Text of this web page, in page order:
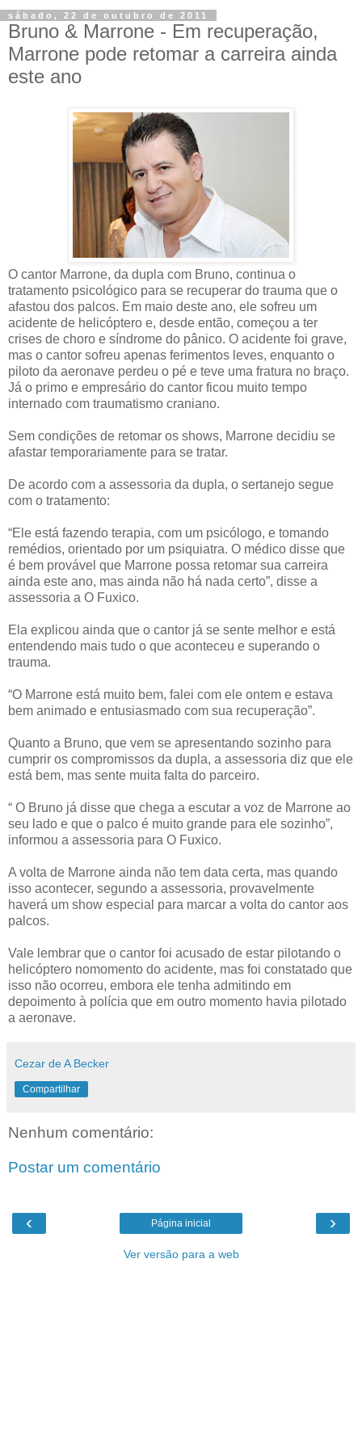
sábado, 22 de outubro de 2011
Bruno & Marrone - Em recuperação,
Marrone pode retomar a carreira ainda
este ano
O cantor Marrone, da dupla com Bruno, continua o
tratamento psicológico para se recuperar do trauma que o
afastou dos palcos. Em maio deste ano, ele sofreu um
acidente de helicóptero e, desde então, começou a ter
crises de choro e síndrome do pânico. O acidente foi grave,
mas o cantor sofreu apenas ferimentos leves, enquanto o
piloto da aeronave perdeu o pé e teve uma fratura no braço.
Já o primo e empresário do cantor ficou muito tempo
internado com traumatismo craniano.
Sem condições de retomar os shows, Marrone decidiu se
afastar temporariamente para se tratar.
De acordo com a assessoria da dupla, o sertanejo segue
com o tratamento:
“Ele está fazendo terapia, com um psicólogo, e tomando
remédios, orientado por um psiquiatra. O médico disse que
é bem provável que Marrone possa retomar sua carreira
ainda este ano, mas ainda não há nada certo”, disse a
assessoria a O Fuxico.
Ela explicou ainda que o cantor já se sente melhor e está
entendendo mais tudo o que aconteceu e superando o
trauma.
“O Marrone está muito bem, falei com ele ontem e estava
bem animado e entusiasmado com sua recuperação”.
Quanto a Bruno, que vem se apresentando sozinho para
cumprir os compromissos da dupla, a assessoria diz que ele
está bem, mas sente muita falta do parceiro.
“ O Bruno já disse que chega a escutar a voz de Marrone ao
seu lado e que o palco é muito grande para ele sozinho”,
informou a assessoria para O Fuxico.
A volta de Marrone ainda não tem data certa, mas quando
isso acontecer, segundo a assessoria, provavelmente
haverá um show especial para marcar a volta do cantor aos
palcos.
Vale lembrar que o cantor foi acusado de estar pilotando o
helicóptero nomomento do acidente, mas foi constatado que
isso não ocorreu, embora ele tenha admitindo em
depoimento à polícia que em outro momento havia pilotado
a aeronave.
Cezar de A Becker
Compartilhar
Nenhum comentário:
Postar um comentário
‹ ›
Página inicial
Ver versão para a web